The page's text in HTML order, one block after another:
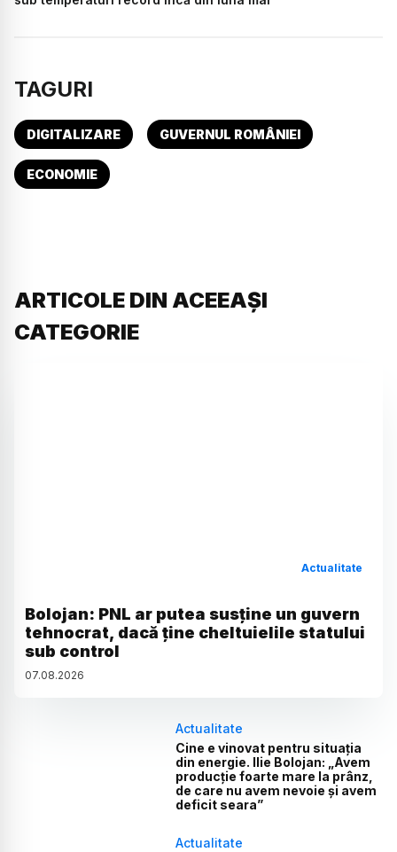
TAGURI
DIGITALIZARE GUVERNUL ROMÂNIEI
ECONOMIE
ARTICOLE DIN ACEEAȘI
CATEGORIE
Actualitate
Bolojan: PNL ar putea susține un guvern
tehnocrat, dacă ține cheltuielile statului
sub control
07.08.2026
Actualitate
Cine e vinovat pentru situația
din energie. Ilie Bolojan: „Avem
producție foarte mare la prânz,
de care nu avem nevoie și avem
deficit seara”
Actualitate